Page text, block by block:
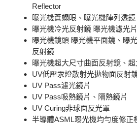
Reflector
曝光機蒼蠅眼、曝光機陣列透鏡
曝光機冷光反射鏡 曝光機濾光片
曝光機鏡頭 曝光機平面鏡、曝
反射鏡
曝光機超大尺寸曲面反射鏡、
UV低壓汞燈散射光拋物面反射
UV Pass濾光鏡片
UV Pass吸熱鏡片、隔熱鏡片
UV Curing非球面反光罩
半導體ASML曝光機均勻度修正